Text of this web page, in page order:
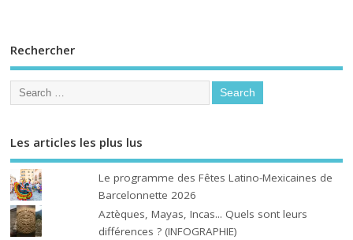
Rechercher
Les articles les plus lus
Le programme des Fêtes Latino-Mexicaines de
Barcelonnette 2026
Aztèques, Mayas, Incas... Quels sont leurs
différences ? (INFOGRAPHIE)